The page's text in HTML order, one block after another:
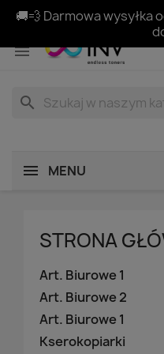
🚚💨 Darmowa wysyłka

search
MENU
STRONA
Art. Biurowe 1
Art. Biurowe 2
Art. Biurowe 1
Kserokopiarki